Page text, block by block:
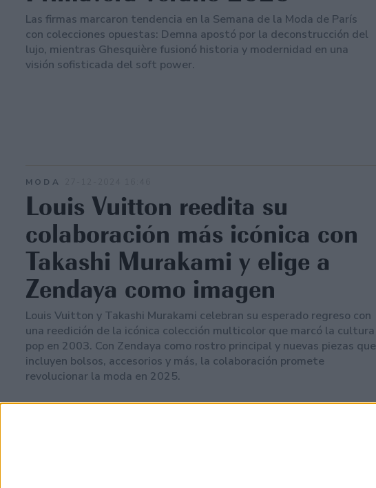
Las firmas marcaron tendencia en la Semana de la Moda de París
con colecciones opuestas: Demna apostó por la deconstrucción del
lujo, mientras Ghesquière fusionó historia y modernidad en una
visión sofisticada del soft power.
MODA
Louis Vuitton reedita su
colaboración más icónica con
Takashi Murakami y elige a
Zendaya como imagen
Louis Vuitton y Takashi Murakami celebran su esperado regreso con
una reedición de la icónica colección multicolor que marcó la cultura
pop en 2003. Con Zendaya como rostro principal y nuevas piezas que
incluyen bolsos, accesorios y más, la colaboración promete
revolucionar la moda en 2025.